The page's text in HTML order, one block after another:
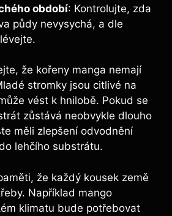
období: Kontrolujte, zda
půdy nevysychá, a dle
že kořeny manga nemají
stromky jsou citlivé na
vést k hnilobě. Pokud se
zůstává neobvykle dlouho
měli zlepšení odvodnění
lehčího substrátu.
že každý kousek země
Například mango
klimatu bude potřebovat